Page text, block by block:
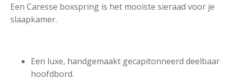
Een Caresse boxspring is het mooiste sieraad voor je
slaapkamer.
Een luxe, handgemaakt gecapitonneerd deelbaar
hoofdbord.